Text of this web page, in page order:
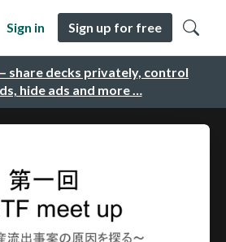
share decks privately, control
hide ads and more …
Sign in Sign up for free